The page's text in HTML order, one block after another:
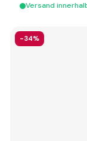
Versand
-34%